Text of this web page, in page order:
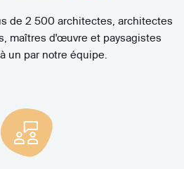
de 2 500 architectes, architectes
maîtres d'œuvre et paysagistes
un par notre équipe.